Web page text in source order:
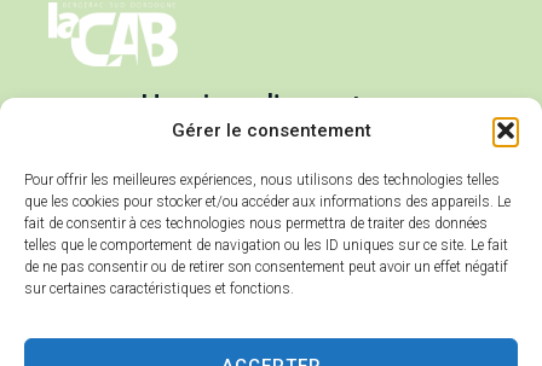
Gérer le consentement
Pour offrir les meilleures expériences, nous utilisons des technologies telles
que les cookies pour stocker et/ou accéder aux informations des appareils. Le
fait de consentir à ces technologies nous permettra de traiter des données
telles que le comportement de navigation ou les ID uniques sur ce site. Le fait
de ne pas consentir ou de retirer son consentement peut avoir un effet négatif
sur certaines caractéristiques et fonctions.
Horaires d'ouverture
Du lundi au vendredi :
et de 13h00 à 17h00
Mercredi :
de 9h00 à 12h00